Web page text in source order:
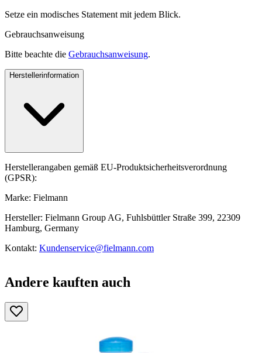
Setze ein modisches Statement mit jedem Blick.
Gebrauchsanweisung
Bitte beachte die Gebrauchsanweisung.
Herstellerinformation
Herstellerangaben gemäß EU-Produktsicherheitsverordnung
(GPSR):
Marke: Fielmann
Hersteller: Fielmann Group AG, Fuhlsbüttler Straße 399, 22309
Hamburg, Germany
Kontakt: Kundenservice@fielmann.com
Andere kauften auch